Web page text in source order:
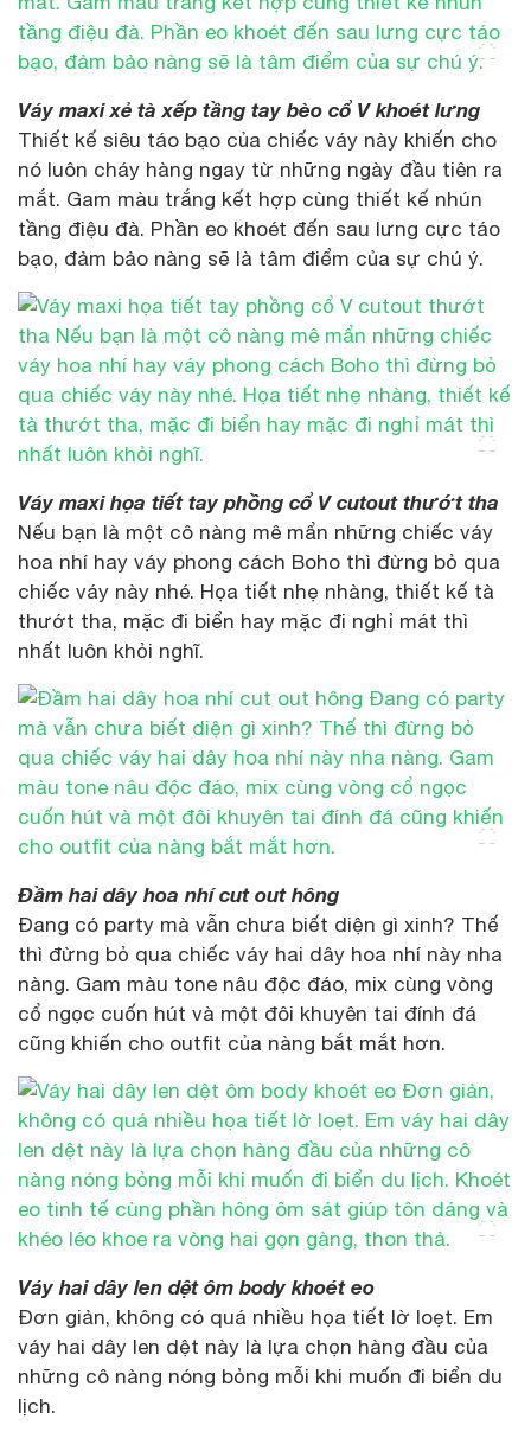
Váy maxi xẻ tà xếp tầng tay bèo cổ V khoét lưng
Thiết kế siêu táo bạo của chiếc váy này khiến cho
nó luôn cháy hàng ngay từ những ngày đầu tiên ra
mắt. Gam màu trắng kết hợp cùng thiết kế nhún
tầng điệu đà. Phần eo khoét đến sau lưng cực táo
bạo, đảm bảo nàng sẽ là tâm điểm của sự chú ý.
Váy maxi họa tiết tay phồng cổ V cutout thướt tha
Nếu bạn là một cô nàng mê mẩn những chiếc váy
hoa nhí hay váy phong cách Boho thì đừng bỏ qua
chiếc váy này nhé. Họa tiết nhẹ nhàng, thiết kế tà
thướt tha, mặc đi biển hay mặc đi nghỉ mát thì
nhất luôn khỏi nghĩ.
Đầm hai dây hoa nhí cut out hông
Đang có party mà vẫn chưa biết diện gì xinh? Thế
thì đừng bỏ qua chiếc váy hai dây hoa nhí này nha
nàng. Gam màu tone nâu độc đáo, mix cùng vòng
cổ ngọc cuốn hút và một đôi khuyên tai đính đá
cũng khiến cho outfit của nàng bắt mắt hơn.
Váy hai dây len dệt ôm body khoét eo
Đơn giản, không có quá nhiều họa tiết lờ loẹt. Em
váy hai dây len dệt này là lựa chọn hàng đầu của
những cô nàng nóng bỏng mỗi khi muốn đi biển du
lịch.